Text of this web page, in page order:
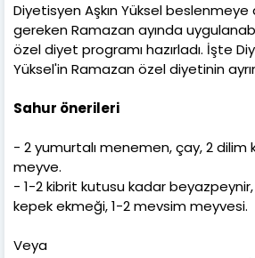
Diyetisyen Aşkın Yüksel
gereken Ramazan ayında
özel diyet programı hazırladı. İşte
Yüksel'in Ramazan özel diyetinin
Sahur önerileri
- 2 yumurtalı menemen, çay, 2 dilim
meyve.
- 1-2 kibrit kutusu kadar
kepek ekmeği, 1-2 mevsim meyvesi.
Veya